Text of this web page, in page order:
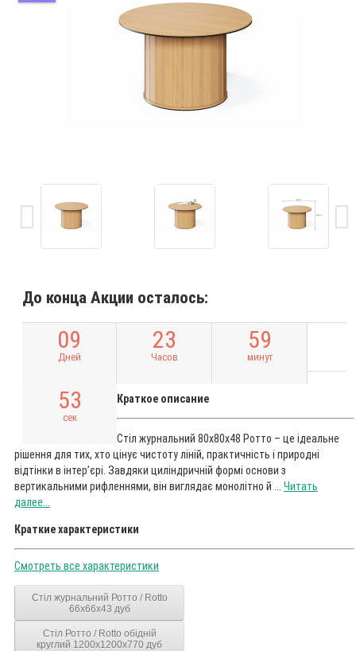
До конца Акции осталось:
09
Дней
23
Часов
59
минут
52
сек
Краткое описание
Стіл журнальний 80x80x48 Ротто – це ідеальне
рішення для тих, хто цінує чистоту ліній, практичність і природні
відтінки в інтер’єрі. Завдяки циліндричній формі основи з
вертикальними рифленнями, він виглядає монолітно й ... Читать
далее...
Краткие характеристики
Смотреть все характеристики
Стіл журнальний Ротто / Rotto
66x66x43 дуб
Стіл Ротто / Rotto обідній
круглий 1200x1200x770 дуб